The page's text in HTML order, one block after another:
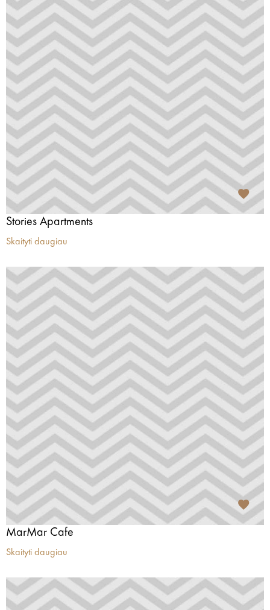
Stories Apartments
Skaityti daugiau
MarMar Cafe
Skaityti daugiau